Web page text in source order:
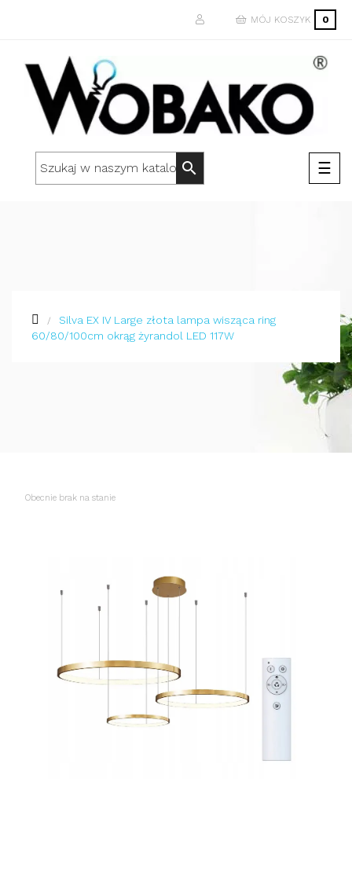
MÓJ KOSZYK 0
search ☰
Silva EX IV Large złota lampa wisząca ring
60/80/100cm okrąg żyrandol LED 117W
Obecnie brak na stanie